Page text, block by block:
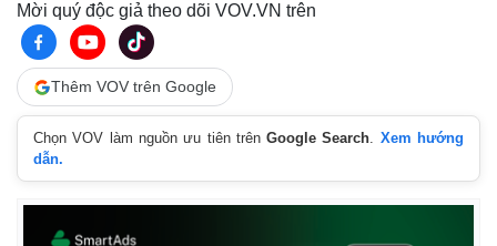
Mời quý độc giả theo dõi VOV.VN trên
Thêm VOV trên Google
Chọn VOV làm nguồn ưu tiên trênGoogle Search. Xem hướng
dẫn.